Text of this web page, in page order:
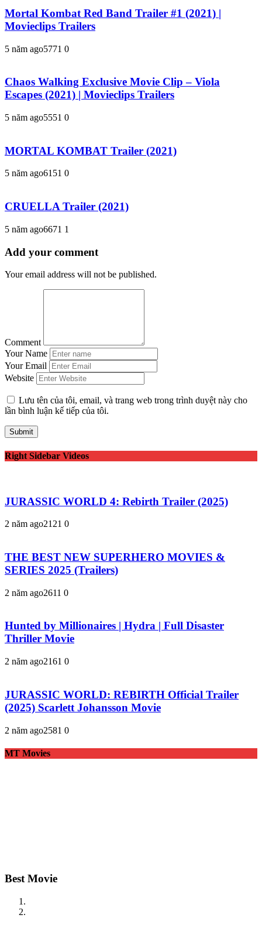
Mortal Kombat Red Band Trailer #1 (2021) |
Movieclips Trailers
5 năm ago5771 0
Chaos Walking Exclusive Movie Clip – Viola
Escapes (2021) | Movieclips Trailers
5 năm ago5551 0
MORTAL KOMBAT Trailer (2021)
5 năm ago6151 0
CRUELLA Trailer (2021)
5 năm ago6671 1
Add your comment
Your email address will not be published.
Comment
Your Name
Your Email
Website
Lưu tên của tôi, email, và trang web trong trình duyệt này cho
lần bình luận kế tiếp của tôi.
Right Sidebar Videos
JURASSIC WORLD 4: Rebirth Trailer (2025)
2 năm ago2121 0
THE BEST NEW SUPERHERO MOVIES &
SERIES 2025 (Trailers)
2 năm ago2611 0
Hunted by Millionaires | Hydra | Full Disaster
Thriller Movie
2 năm ago2161 0
JURASSIC WORLD: REBIRTH Official Trailer
(2025) Scarlett Johansson Movie
2 năm ago2581 0
MT Movies
Best Movie